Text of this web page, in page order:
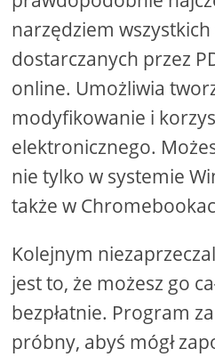
narzędziem
dostarczanych przez
online. Umożliwia
modyfikowanie i
elektronicznego.
nie tylko w systemie
także w
Kolejnym
jest to, że możesz go
bezpłatnie. Program
próbny, abyś mógł